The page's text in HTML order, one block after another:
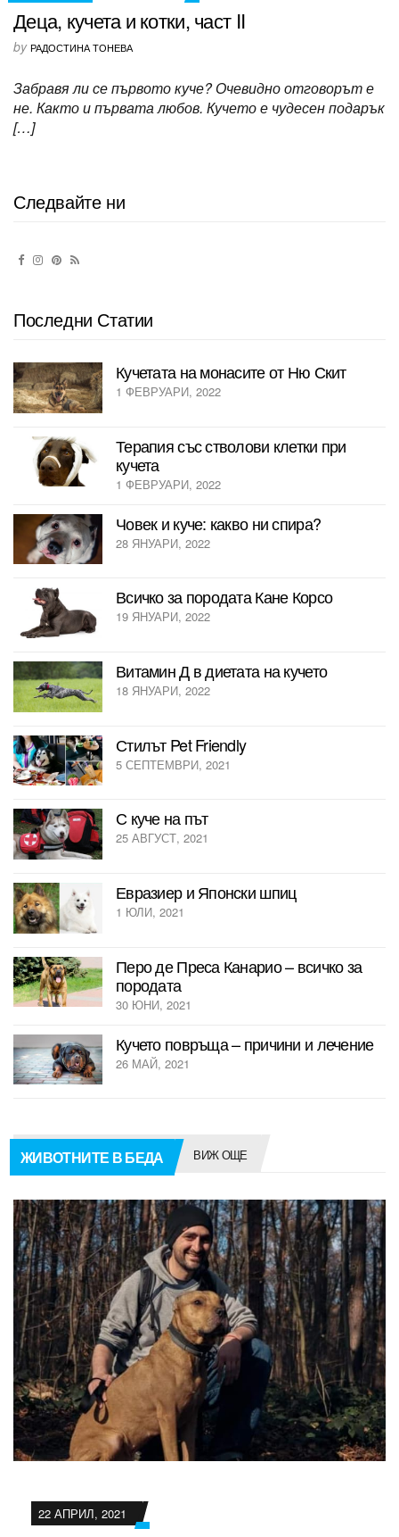
Деца, кучета и котки, част II
by РАДОСТИНА ТОНЕВА
Забравя ли се първото куче? Очевидно отговорът е
не. Както и първата любов. Кучето е чудесен подарък
[…]
Следвайте ни
Последни Статии
Кучетата на монасите от Ню Скит
1 ФЕВРУАРИ, 2022
Терапия със стволови клетки при
кучета
1 ФЕВРУАРИ, 2022
Човек и куче: какво ни спира?
28 ЯНУАРИ, 2022
Всичко за породата Кане Корсо
19 ЯНУАРИ, 2022
Витамин Д в диетата на кучето
18 ЯНУАРИ, 2022
Стилът Pet Friendly
5 СЕПТЕМВРИ, 2021
С куче на път
25 АВГУСТ, 2021
Евразиер и Японски шпиц
1 ЮЛИ, 2021
Перо де Преса Канарио – всичко за
породата
30 ЮНИ, 2021
Кучето повръща – причини и лечение
26 МАЙ, 2021
ЖИВОТНИТЕ В БЕДА ВИЖ ОЩЕ
22 АПРИЛ, 2021